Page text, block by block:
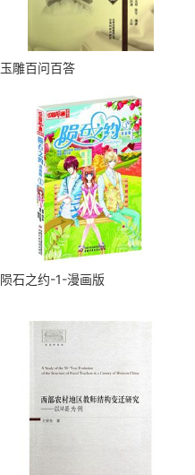
玉雕百问百答
陨石之约-1-漫画版